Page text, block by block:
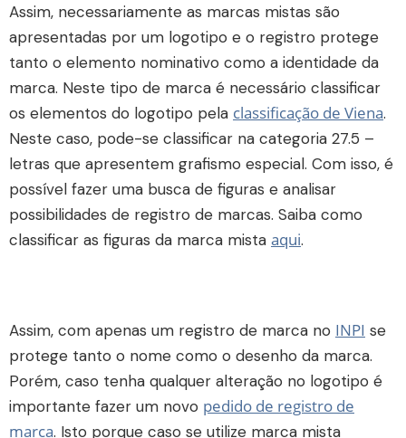
Assim, necessariamente as marcas mistas são
apresentadas por um logotipo e o registro protege
tanto o elemento nominativo como a identidade da
marca. Neste tipo de marca é necessário classificar
os elementos do logotipo pela classificação de Viena.
Neste caso, pode-se classificar na categoria 27.5 –
letras que apresentem grafismo especial. Com isso, é
possível fazer uma busca de figuras e analisar
possibilidades de registro de marcas. Saiba como
classificar as figuras da marca mista aqui.
Assim, com apenas um registro de marca no INPI se
protege tanto o nome como o desenho da marca.
Porém, caso tenha qualquer alteração no logotipo é
importante fazer um novo pedido de registro de
marca. Isto porque caso se utilize marca mista